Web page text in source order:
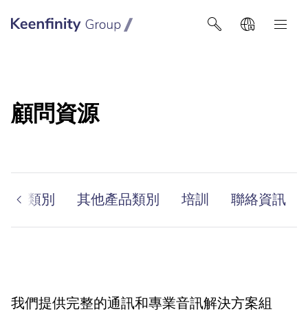
Keenfinity Group智能建筑技术
顧問資源
品類別 其他產品類別 培訓 聯絡資訊
我們提供完整的通訊和專業音訊解決方案組